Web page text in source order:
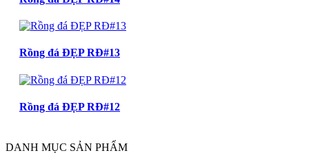
Rồng đá ĐẸP RĐ#13
Rồng đá ĐẸP RĐ#12
DANH MỤC SẢN PHẨM